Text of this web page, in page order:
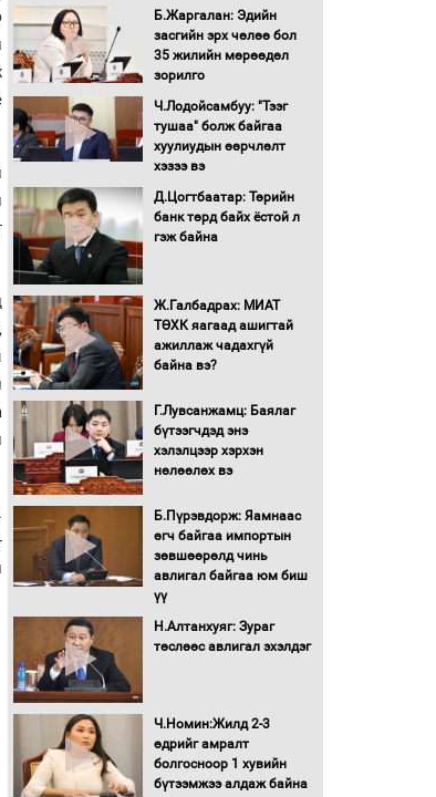
нээлттэй ил тод болгоно
Монгол Улс “COP17”-д
төлөвлөгөө”-гөө
танилцуулна
16 төрлийн эмийг нэг эх
журмыг баталлаа
гадаад томилолтыг
хориглолоо
Сайд нар төсвөө хэрхэн
Засгийн газрын ээлжит
хуралдаан болж байна
Автомашинд улсын
дугаарын тэгш,
олгоно
Бага орлоготой
бүрдүүллээ
Хөшөө бүтсэн түүхийг
өгүүлэх 7 баримт
Б.Жаргалан: Эдийн
засгийн эрх чөлөө бол
35 жилийн мөрөөдөл
зорилго
Ч.Лодойсамбуу: "Тээг
тушаа" болж байгаа
хуулиудын өөрчлөлт
хэзээ вэ
Д.Цогтбаатар: Төрийн
банк төрд байх ёстой л
гэж байна
Ж.Галбадрах: МИАТ
ТӨХК яагаад ашигтай
ажиллаж чадахгүй
байна вэ?
Г.Лувсанжамц: Баялаг
бүтээгчдэд энэ
хэлэлцээр хэрхэн
нөлөөлөх вэ
Б.Пүрэвдорж: Яамнаас
өгч байгаа импортын
зөвшөөрөлд чинь
авлигал байгаа юм биш
үү
Н.Алтанхуяг: Зураг
төслөөс авлигал эхэлдэг
Ч.Номин:Жилд 2-3
өдрийг амралт
болгосноор 1 хувийн
бүтээмжээ алдаж байна